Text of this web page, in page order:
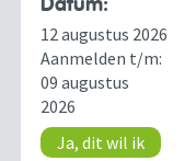
12 augustus 2026
Aanmelden t/m:
09 augustus
2026
Ja, dit wil ik